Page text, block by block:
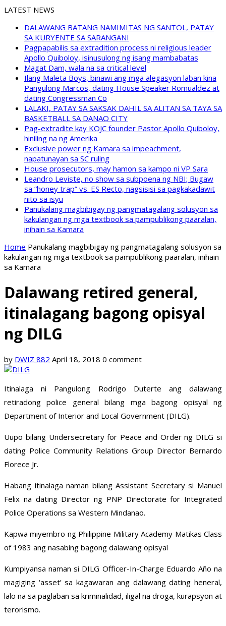
LATEST NEWS
DALAWANG BATANG NAMIMITAS NG SANTOL, PATAY
SA KURYENTE SA SARANGANI
Pagpapabilis sa extradition process ni religious leader
Apollo Quiboloy, isinusulong ng isang mambabatas
Magat Dam, wala na sa critical level
Ilang Maleta Boys, binawi ang mga alegasyon laban kina
Pangulong Marcos, dating House Speaker Romualdez at
dating Congressman Co
LALAKI, PATAY SA SAKSAK DAHIL SA ALITAN SA TAYA SA
BASKETBALL SA DANAO CITY
Pag-extradite kay KOJC founder Pastor Apollo Quiboloy,
hiniling na ng Amerika
Exclusive power ng Kamara sa impeachment,
napatunayan sa SC ruling
House prosecutors, may hamon sa kampo ni VP Sara
Leandro Leviste, no show sa subpoena ng NBI; Bugaw
sa “honey trap” vs. ES Recto, nagsisisi sa pagkakadawit
nito sa isyu
Panukalang magbibigay ng pangmatagalang solusyon sa
kakulangan ng mga textbook sa pampublikong paaralan,
inihain sa Kamara
Home Panukalang magbibigay ng pangmatagalang solusyon sa
kakulangan ng mga textbook sa pampublikong paaralan, inihain
sa Kamara
Dalawang retired general,
itinalagang bagong opisyal
ng DILG
by DWIZ 882 April 18, 2018 0 comment
Itinalaga ni Pangulong Rodrigo Duterte ang dalawang
retiradong police general bilang mga bagong opisyal ng
Department of Interior and Local Government (DILG).
Uupo bilang Undersecretary for Peace and Order ng DILG si
dating Police Community Relations Group Director Bernardo
Florece Jr.
Habang itinalaga naman bilang Assistant Secretary si Manuel
Felix na dating Director ng PNP Directorate for Integrated
Police Operations sa Western Mindanao.
Kapwa miyembro ng Philippine Military Academy Matikas Class
of 1983 ang nasabing bagong dalawang opisyal
Kumpiyansa naman si DILG Officer-In-Charge Eduardo Año na
magiging ‘asset’ sa kagawaran ang dalawang dating heneral,
lalo na sa paglaban sa kriminalidad, iligal na droga, kurapsyon at
terorismo.